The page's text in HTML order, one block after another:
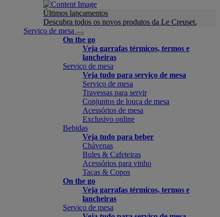
Últimos lançamentos
Descubra todos os novos produtos da Le Creuset.
Serviço de mesa
On the go
Veja garrafas térmicos, termos e
lancheiras
Serviço de mesa
Veja tudo para serviço de mesa
Serviço de mesa
Travessas para servir
Conjuntos de louça de mesa
Acessórios de mesa
Exclusivo online
Bebidas
Veja tudo para beber
Chávenas
Bules & Cafeteiras
Acessórios para vinho
Taças & Copos
On the go
Veja garrafas térmicos, termos e
lancheiras
Serviço de mesa